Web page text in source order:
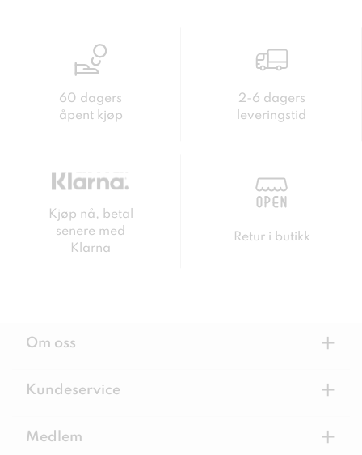
60 dagers
åpent kjøp
2-6 dagers
leveringstid
Kjøp nå, betal
senere med
Klarna
Retur i butikk
Om oss +
Kundeservice +
Medlem +